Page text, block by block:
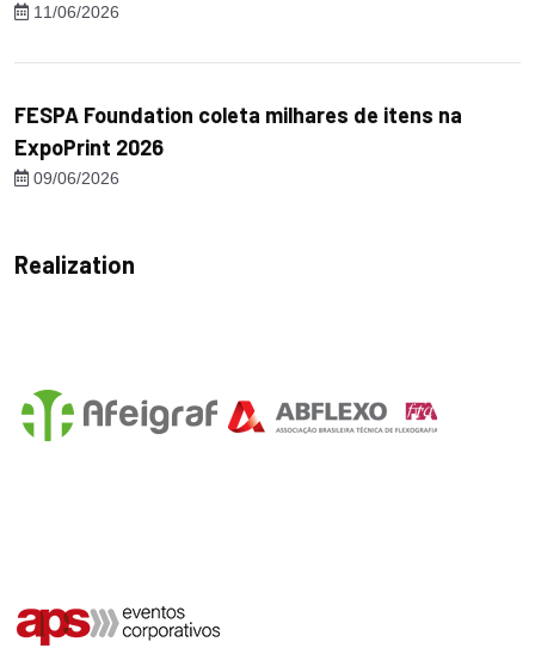
11/06/2026
FESPA Foundation coleta milhares de itens na
ExpoPrint 2026
09/06/2026
Realization